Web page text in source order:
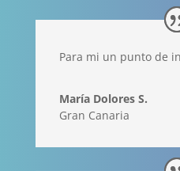
Para mi un punto de
María Dolores S.
Gran Canaria